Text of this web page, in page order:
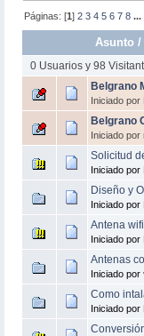
Páginas: [1]2 3 4 5 6 7 8 ...
Asunto /
0 Usuarios y 98
Belgrano
Iniciado por
Belgrano
Iniciado por
Solicitud
Iniciado por
Diseño y
Iniciado por
Antena wifi
Iniciado por
Antenas
Iniciado por
Como
Iniciado por